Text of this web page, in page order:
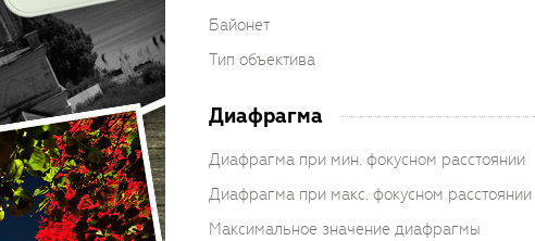
Байонет
Тип объектива
Диафрагма
Диафрагма при мин. фокусном расстоянии
Диафрагма при макс. фокусном расстоянии
Максимальное значение диафрагмы